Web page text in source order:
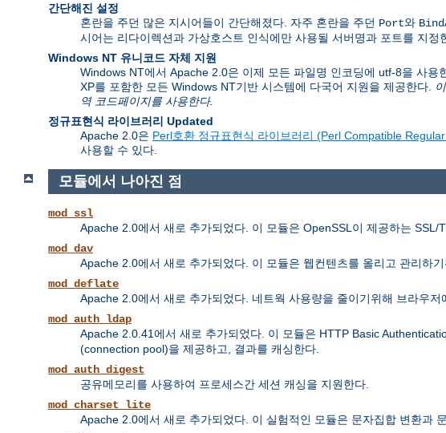
간단해진 설정
혼란을 주던 많은 지시어들이 간단해졌다. 자주 혼란을 주던 Port와
시어는 리다이렉션과 가상호스트 인식에만 사용될 서버명과 포트를 지정
Windows NT 유니코드 자체 지원
Windows NT에서 Apache 2.0은 이제 모든 파일명 인코딩에 utf-8을 사
XP를 포함한 모든 Windows NT기반 시스템에 다국어 지원을 제공한다.
역 코드페이지를 사용한다.
정규표현식 라이브러리 Updated
Apache 2.0은 Perl호환 정규표현식 라이브러리 (Perl Compatible
사용할 수 있다.
모듈에서 나아진 점
mod_ssl
Apache 2.0에서 새로 추가되었다. 이 모듈은 OpenSSL이 제공하는 SSL/
mod_dav
Apache 2.0에서 새로 추가되었다. 이 모듈은 웹컨텐츠를 올리고 관리하
mod_deflate
Apache 2.0에서 새로 추가되었다. 네트웍 사용량을 줄이기위해 브라우
mod_auth_ldap
Apache 2.0.41에서 새로 추가되었다. 이 모듈은 HTTP Basic
(connection pool)을 제공하고, 결과를 캐싱한다.
mod_auth_digest
공유메모리를 사용하여 프로세스간 세션 캐싱을 지원한다.
mod_charset_lite
Apache 2.0에서 새로 추가되었다. 이 실험적인 모듈은 문자집합 변환과